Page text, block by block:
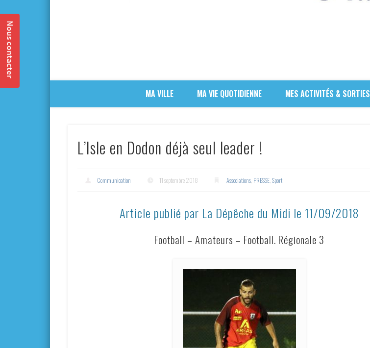
MA VILLE MA VIE QUOTIDIENNE MES ACTIVITÉS & SORTIES
L’Isle en Dodon déjà seul leader !
Communication 11 septembre 2018 Associations PRESSE ,Sport
Article publié par La Dépêche du Midi le 11/09/2018
Football – Amateurs – Football. Régionale 3